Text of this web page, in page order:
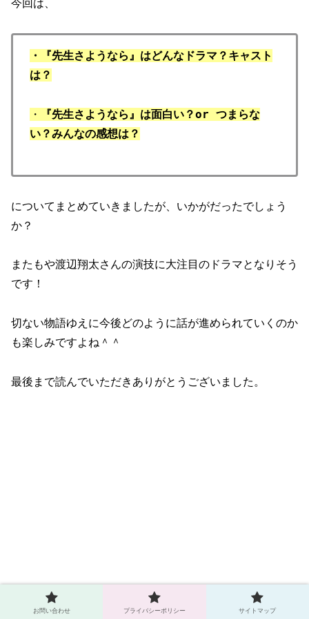
今回は、
・『先生さようなら』はどんなドラマ？キャスト
は？
・
『先生さようなら』は面白い？or つまらな
い？みんなの感想は？
についてまとめていきましたが、いかがだったでしょう
か？
またもや渡辺翔太さんの演技に大注目のドラマとなりそう
です！
切ない物語ゆえに今後どのように話が進められていくのか
も楽しみですよね＾＾
最後まで読んでいただきありがとうございました。
お問い合わせ プライバシーポリシー サイトマップ